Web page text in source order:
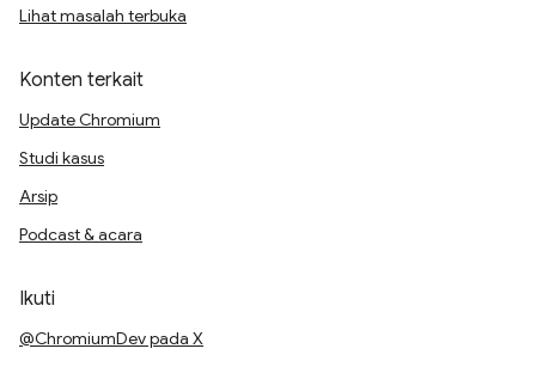
Lihat masalah terbuka
Konten terkait
Update Chromium
Studi kasus
Arsip
Podcast & acara
Ikuti
@ChromiumDev pada X